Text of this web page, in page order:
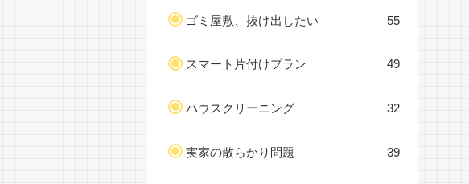
ゴミ屋敷、抜け出したい 55
スマート片付けプラン 49
ハウスクリーニング 32
実家の散らかり問題 39